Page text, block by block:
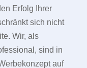
Erfolg Ihrer
sich nicht
Wir, als
sind in
auf